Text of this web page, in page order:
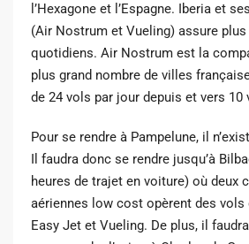
l’Hexagone et l’Espagne. Iberia et
(Air Nostrum et Vueling) assure plus
quotidiens. Air Nostrum est la
plus grand nombre de villes
de 24 vols par jour depuis et vers
Pour se rendre à Pampelune, il
Il faudra donc se rendre jusqu’à
heures de trajet en voiture) où deux
aériennes low cost opèrent des vols
Easy Jet et Vueling. De plus, il